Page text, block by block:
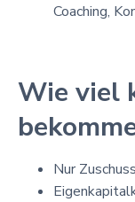
Coaching,
Wie viel
Nur